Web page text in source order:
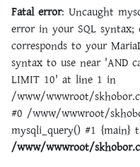
Fatal error: Uncaught
error in your SQL
corresponds to your
syntax to use near 'AND
LIMIT 10' at line 1 in
/www/wwwroot/
#0 /www/wwwroot/
mysqli_query() #1 {main}
/www/wwwroot/